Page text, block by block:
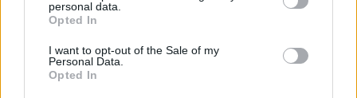
Please note that this website/app uses one or more Google
services and may gather and store information including but
not limited to your visit or usage behaviour. You may click to
grant or deny consent to Google and its third-party tags to
personal data.
Opted In
I want to opt-out of the Sale of my
Personal Data.
Opted In